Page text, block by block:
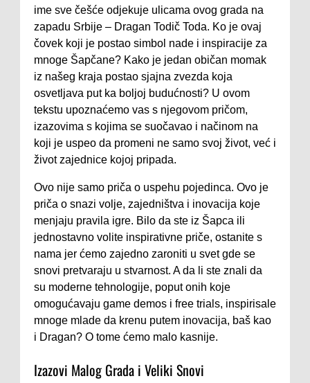
ime sve češće odjekuje ulicama ovog grada na
zapadu Srbije – Dragan Todič Toda. Ko je ovaj
čovek koji je postao simbol nade i inspiracije za
mnoge Šapčane? Kako je jedan običan momak
iz našeg kraja postao sjajna zvezda koja
osvetljava put ka boljoj budućnosti? U ovom
tekstu upoznaćemo vas s njegovom pričom,
izazovima s kojima se suočavao i načinom na
koji je uspeo da promeni ne samo svoj život, već i
život zajednice kojoj pripada.
Ovo nije samo priča o uspehu pojedinca. Ovo je
priča o snazi volje, zajedništva i inovacija koje
menjaju pravila igre. Bilo da ste iz Šapca ili
jednostavno volite inspirativne priče, ostanite s
nama jer ćemo zajedno zaroniti u svet gde se
snovi pretvaraju u stvarnost. A da li ste znali da
su moderne tehnologije, poput onih koje
omogućavaju game demos i free trials, inspirisale
mnoge mlade da krenu putem inovacija, baš kao
i Dragan? O tome ćemo malo kasnije.
Izazovi Malog Grada i Veliki Snovi